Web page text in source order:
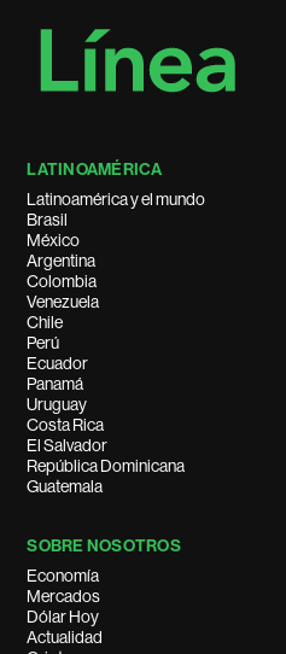
LATINOAMÉRICA
Latinoamérica y el mundo
Brasil
México
Argentina
Colombia
Venezuela
Chile
Perú
Ecuador
Panamá
Uruguay
Costa Rica
El Salvador
República Dominicana
Guatemala
SOBRE NOSOTROS
Economía
Mercados
Dólar Hoy
Actualidad